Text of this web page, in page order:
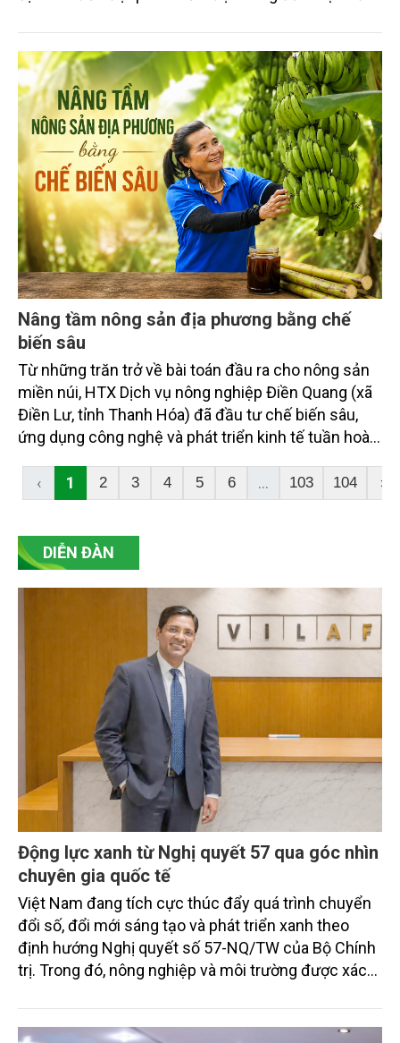
mạnh mẽ, thúc đẩy quá trình cải cách toàn diện,
minh bạch hóa chuỗi cung ứng và nâng cao hiệu
quả quản lý môi trường, đặc biệt trong hai lĩnh vực
then chốt là nông nghiệp và môi trường.
Nâng tầm nông sản địa phương bằng chế
biến sâu
Từ những trăn trở về bài toán đầu ra cho nông sản
miền núi, HTX Dịch vụ nông nghiệp Điền Quang (xã
Điền Lư, tỉnh Thanh Hóa) đã đầu tư chế biến sâu,
ứng dụng công nghệ và phát triển kinh tế tuần hoàn.
sản phẩm nông nghiệp địa phương mà còn tạo việc
làm, nâng cao thu nhập cho người dân và hình thành
‹ 1 2 3 4 5 6 ... 103 104 ›
DIỄN ĐÀN
Động lực xanh từ Nghị quyết 57 qua góc nhìn
chuyên gia quốc tế
Việt Nam đang tích cực thúc đẩy quá trình chuyển
đổi số, đổi mới sáng tạo và phát triển xanh theo
định hướng Nghị quyết số 57-NQ/TW của Bộ Chính
trị. Trong đó, nông nghiệp và môi trường được xác
sắc bởi các tiến bộ công nghệ và cam kết bền vững
toàn cầu, đặc biệt là mục tiêu đưa phát thải ròng